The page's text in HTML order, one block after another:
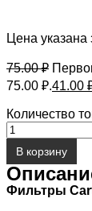
Цена указана
75.00₽
75.00 ₽.41.00
Количество
В корзину
Фильтры